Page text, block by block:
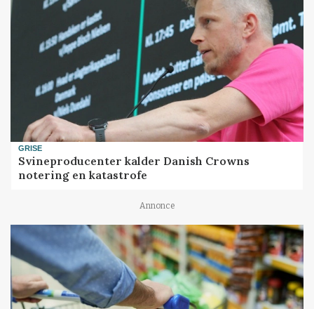
GRISE
Svineproducenter kalder Danish Crowns
notering en katastrofe
Annonce